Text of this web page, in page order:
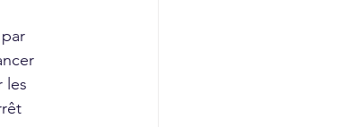
les